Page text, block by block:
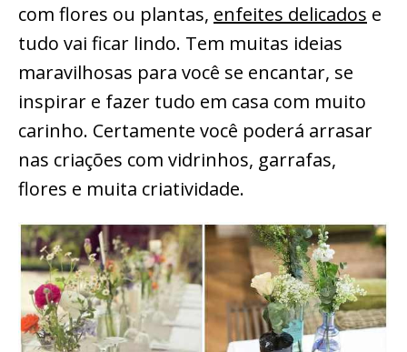
com flores ou plantas, enfeites delicados e
tudo vai ficar lindo. Tem muitas ideias
maravilhosas para você se encantar, se
inspirar e fazer tudo em casa com muito
carinho. Certamente você poderá arrasar
nas criações com vidrinhos, garrafas,
flores e muita criatividade.